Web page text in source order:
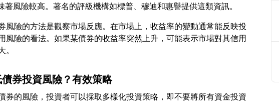
風險的方法是觀察市場反應。在市場上，收益率的變動通常能反映投
風險的看法。如果某債券的收益率突然上升，可能表示市場對其信用
券投資風險？有效策略
券的風險，投資者可以採取多樣化投資策略，即不要將所有資金投資